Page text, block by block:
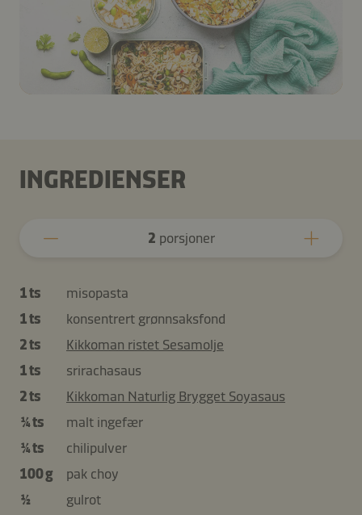
INGREDIENSER
2 porsjoner
1 ts
misopasta
1 ts
konsentrert grønnsaksfond
2 ts
Kikkoman ristet Sesamolje
1 ts
srirachasaus
2 ts
Kikkoman Naturlig Brygget Soyasaus
¼ ts
malt ingefær
¼ ts
chilipulver
100 g
pak choy
½
gulrot